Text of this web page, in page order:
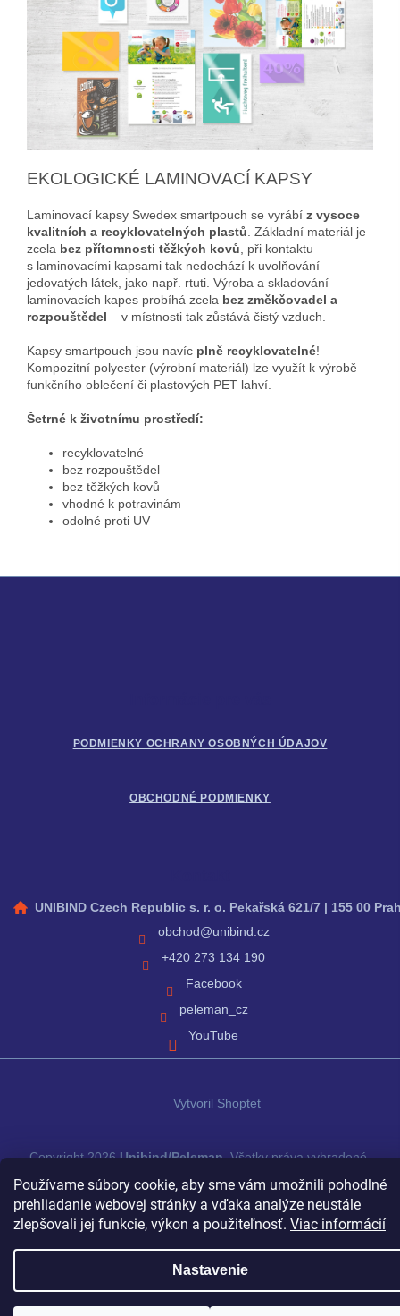
Používame súbory cookie, aby sme vám umožnili pohodlné
prehliadanie webovej stránky a vďaka analýze neustále
zlepšovali jej funkcie, výkon a použiteľnosť. Viac informácií
Nastavenie
EKOLOGICKÉ LAMINOVACÍ KAPSY
Laminovací kapsy Swedex smartpouch se vyrábí z vysoce
kvalitních a recyklovatelných plastů . Základní materiál je
zcela bez přítomnosti těžkých kovů , při kontaktu
s laminovacími kapsami tak nedochází k uvolňování
jedovatých látek, jako např. rtuti. Výroba a skladování
laminovacích kapes probíhá zcela bez změkčovadel a
rozpouštědel – v místnosti tak zůstává čistý vzduch.
Kapsy smartpouch jsou navíc plně recyklovatelné!
Kompozitní polyester (výrobní materiál) lze využít k výrobě
funkčního oblečení či plastových PET lahví.
Šetrné k životnímu prostředí:
recyklovatelné
bez rozpouštědel
bez těžkých kovů
vhodné k potravinám
odolné proti UV
PODMIENKY OCHRANY OSOBNÝCH ÚDAJOV
OBCHODNÉ PODMIENKY
UNIBIND Czech Republic s. r. o. Pekařská 621/7 | 155 00
obchod@unibind.cz
+420 273 134 190
Facebook
peleman_cz
YouTube
Vytvoril Shoptet
Copyright 2026Unibind/Peleman. Všetky práva vyhradené.